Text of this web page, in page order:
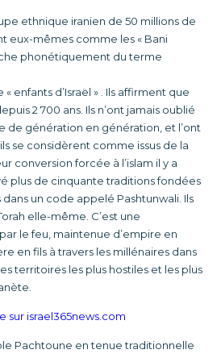
ethnique iranien de 50 millions de
eux-mêmes comme les « Bani
phonétiquement du terme
« enfants d’Israël » . Ils affirment que
2 700 ans. Ils n’ont jamais oublié
de génération en génération, et l’ont
se considèrent comme issus de la
conversion forcée à l’islam il y a
plus de cinquante traditions fondées
un code appelé Pashtunwali. Ils
elle-même. C’est une
le feu, maintenue d’empire en
en fils à travers les millénaires dans
territoires les plus hostiles et les plus
sur israel365news.com
Pachtoune en tenue traditionnelle